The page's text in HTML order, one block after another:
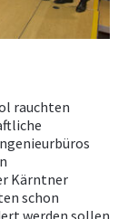
rauchten
Kärntner
schon
werden sollen